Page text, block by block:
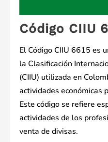
Código CIIU
El Código CIIU 6615 es
la Clasificación
(CIIU) utilizada en
actividades económicas
Este código se refiere
actividades de los
venta de divisas.